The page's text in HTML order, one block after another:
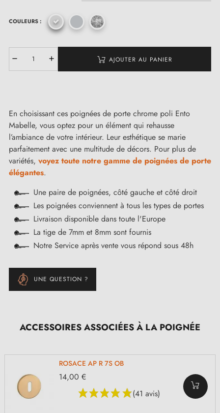
COULEURS :
AJOUTER AU PANIER
En choisissant ces poignées de porte chrome poli Ento
Mabelle, vous optez pour un élément qui rehausse
l’ambiance de votre intérieur. Leur esthétique se marie
parfaitement avec une multitude de décors. Pour plus de
variétés, voyez toute notre gamme de poignées de porte
élégantes.
Une paire de poignées, côté gauche et côté droit
Les poignées conviennent à tous les types de portes
Livraison disponible dans toute l'Europe
La tige de 7mm et 8mm sont fournis
Notre Service après vente vous répond sous 48h
UNE QUESTION ?
ACCESSOIRES ASSOCIÉES À LA POIGNÉE
ROSACE AP R 7S OB
(41 avis)
14,00 €